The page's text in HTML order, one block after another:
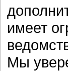
имеет
Мы